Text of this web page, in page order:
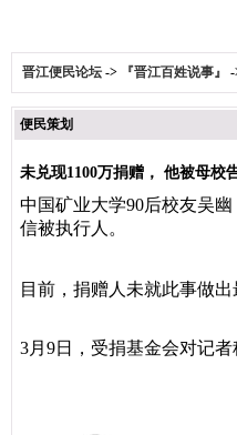
晋江便民论坛 -> 『晋江百姓说事』 -
便民策划
未兑现1100万捐赠， 他被母校
中国矿业大学90后校友吴
信被执行人。
目前，捐赠人未就此事做出
3月9日，受捐基金会对记